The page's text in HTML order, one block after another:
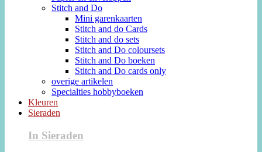
Stitch and Do
Mini garenkaarten
Stitch and do Cards
Stitch and do sets
Stitch and Do coloursets
Stitch and Do boeken
Stitch and Do cards only
overige artikelen
Specialties hobbyboeken
Kleuren
Sieraden
In Sieraden